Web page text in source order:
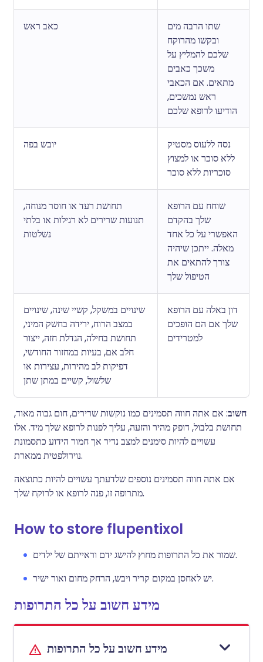
כאב ראש
שתו הרבה מים
ובקשו מהרוקח
שלכם להמליץ על
משכך כאבים
מתאים. אם הכאבי
ראש נמשכים,
הודיעו לרופא שלכם
יובש בפה
נסה ללעוס מסטיק
ללא סוכר או למצוץ
סוכריות ללא סוכר
תחושת רעד או חוסר מנוחה,
תנועות שרירים לא רגילות או בלתי
נשלטות
שוחח עם הרופא
שלך בהקדם
האפשרי על כל אחד
מאלה. ייתכן שיהיה
צורך להתאים את
הטיפול שלך
שינויים במשקל, קשיי שינה, שינויים
במצב הרוח, ירידה בחשק המיני,
תחושת בחילה, הגדלת חזה, ייצור
חלב אם, בעיות במחזור החודשי,
דפיקות לב מהירות, עצירות או
שלשול, קשיים במתן שתן
דון באלה עם הרופא
שלך אם הם הופכים
למטרידים
חשוב: אם אתה חווה תסמינים כמו נוקשות שרירים, חום גבוה מאוד,
תחושת בלבול, דופק מהיר והזעה, עליך לפנות לרופא שלך מיד. אלו
עשויים להיות סימנים למצב נדיר אך חמור הידוע כתסמונת
נוירולפטית ממארת.
אם אתה חווה תסמינים נוספים שלדעתך עשויים להיות כתוצאה
מתרופה זו, פנה לרופא או לרוקח שלך.
How to store flupentixol
שמור את כל התרופות מחוץ להישג ידם וראייתם של ילדים.
יש לאחסן במקום קריר ויבש, הרחק מחום ואור ישיר.
מידע חשוב על כל התרופות
מידע חשוב על כל התרופות